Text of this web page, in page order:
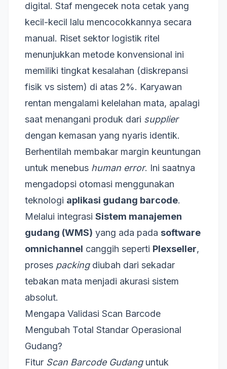
digital. Staf mengecek nota cetak yang
kecil-kecil lalu mencocokkannya secara
manual. Riset sektor logistik ritel
menunjukkan metode konvensional ini
memiliki tingkat kesalahan (diskrepansi
fisik vs sistem) di atas 2%. Karyawan
rentan mengalami kelelahan mata, apalagi
saat menangani produk dari supplier
dengan kemasan yang nyaris identik.
Berhentilah membakar margin keuntungan
untuk menebus human error. Ini saatnya
mengadopsi otomasi menggunakan
teknologi aplikasi gudang barcode.
Melalui integrasi Sistem manajemen
gudang (WMS) yang ada pada software
omnichannel canggih seperti Plexseller,
proses packingdiubah dari sekadar
tebakan mata menjadi akurasi sistem
absolut.
Mengapa Validasi Scan Barcode
Mengubah Total Standar Operasional
Gudang?
Fitur Scan Barcode Gudanguntuk